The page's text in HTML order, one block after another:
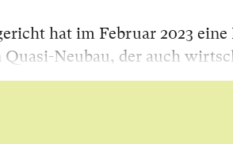
hat im Februar 2023
Quasi-Neubau, der auch